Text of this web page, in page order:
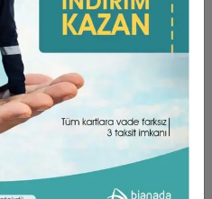
oranda nefes alabilen
Poly + %25 Viscon)
göre ayarlanabilir.